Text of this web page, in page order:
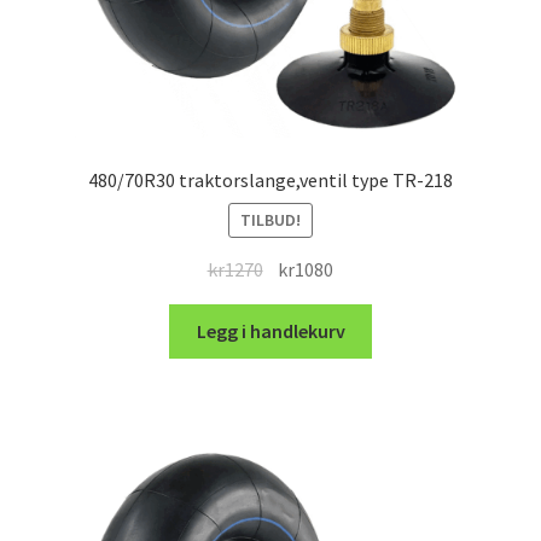
480/70R30 traktorslange,ventil type TR-218
TILBUD!
kr1270 Opprinnelig
pris
var:
kr1270.
kr1080
pris
er:
kr1080.
Legg i handlekurv